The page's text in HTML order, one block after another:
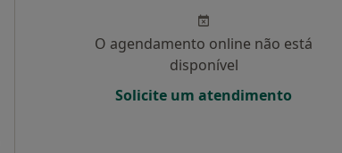
O agendamento online não está
disponível
Solicite um atendimento